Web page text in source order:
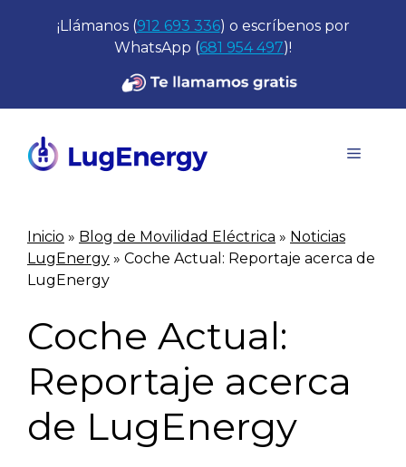
¡Llámanos (912 693 336) o escríbenos por
WhatsApp (681 954 497)!
Menú
Inicio » Blog de Movilidad Eléctrica » Noticias
LugEnergy » Coche Actual: Reportaje acerca de
LugEnergy
Coche Actual:
Reportaje acerca
de LugEnergy